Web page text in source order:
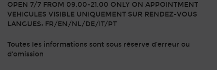
OPEN 7/7 FROM 09.00-21.00 ONLY ON APPOINTMENT
VEHICULES VISIBLE UNIQUEMENT SUR RENDEZ-VOUS
LANGUES: FR/EN/NL/DE/IT/PT
Toutes les informations sont sous réserve d'erreur ou
d'omission